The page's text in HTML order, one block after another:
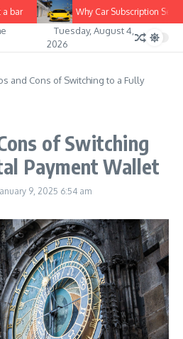
bar Why Car Subscription
Tuesday, August 4,
2026
and Cons of Switching to a Fully
of Switching
Payment Wallet
9, 2025 6:54 am